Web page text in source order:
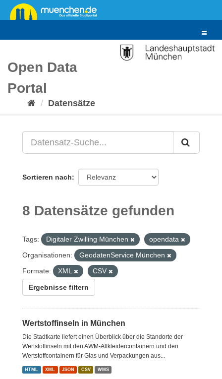
Überspringen
zum
Toggle
Open Data
Portal
Datensätze
Sortieren nach
8 Datensätze gefunden
Tags: Digitaler Zwilling München
opendata
Organisationen:
GeodatenService München
Formate:
XML CSV
Ergebnisse filtern
Wertstoffinseln in München
Die Stadtkarte liefert einen Überblick über die Standorte der
Wertstoffinseln mit den AWM-Altkleidercontainern und den
Wertstoffcontainern für Glas und Verpackungen aus...
HTML XML JSON CSV WMS